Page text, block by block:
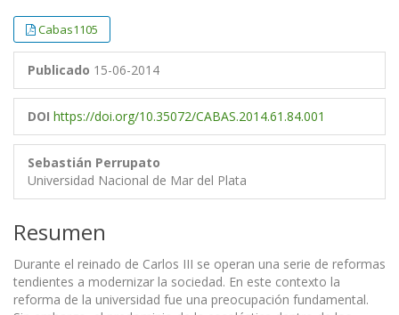
Cabas1105
Publicado 15-06-2014
DOI https://doi.org/10.35072/CABAS.2014.61.84.001
Sebastián Perrupato
Universidad Nacional de Mar del Plata
Resumen
Durante el reinado de Carlos III se operan una serie de reformas
tendientes a modernizar la sociedad. En este contexto la
reforma de la universidad fue una preocupación fundamental.